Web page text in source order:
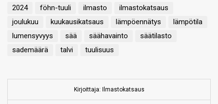
2024 föhn-tuuli ilmasto
ilmastokatsaus
joulukuu
kuukausikatsaus lämpöennätys
lämpötila
lumensyvyys
sää säähavainto
säätilasto
sademäärä
talvi tuulisuus
Kirjoittaja: Ilmastokatsaus